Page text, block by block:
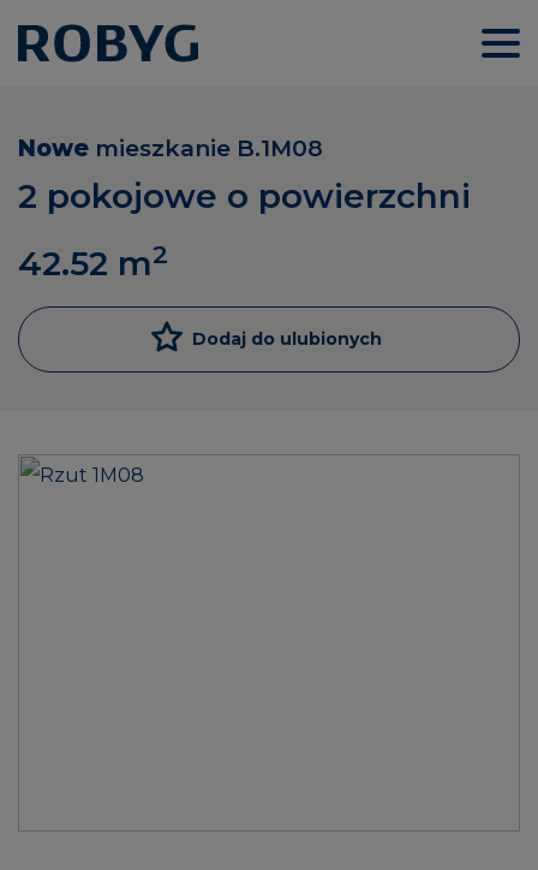
Nowe mieszkanie B.1M08
2 pokojowe o powierzchni
42.52 m2
Dodaj do ulubionych